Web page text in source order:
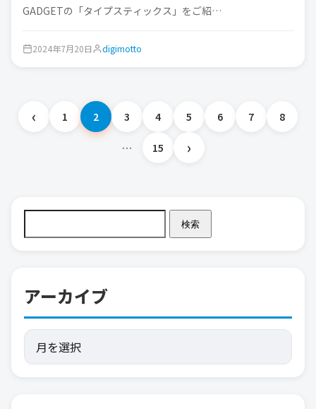
GADGETの「タイプスティックス」をご紹…
2024年7月20日 digimotto
投
の
ペ
送
り
‹ 1 2 3 4 5 6 7 8
… 15 ›
検索
アーカイブ